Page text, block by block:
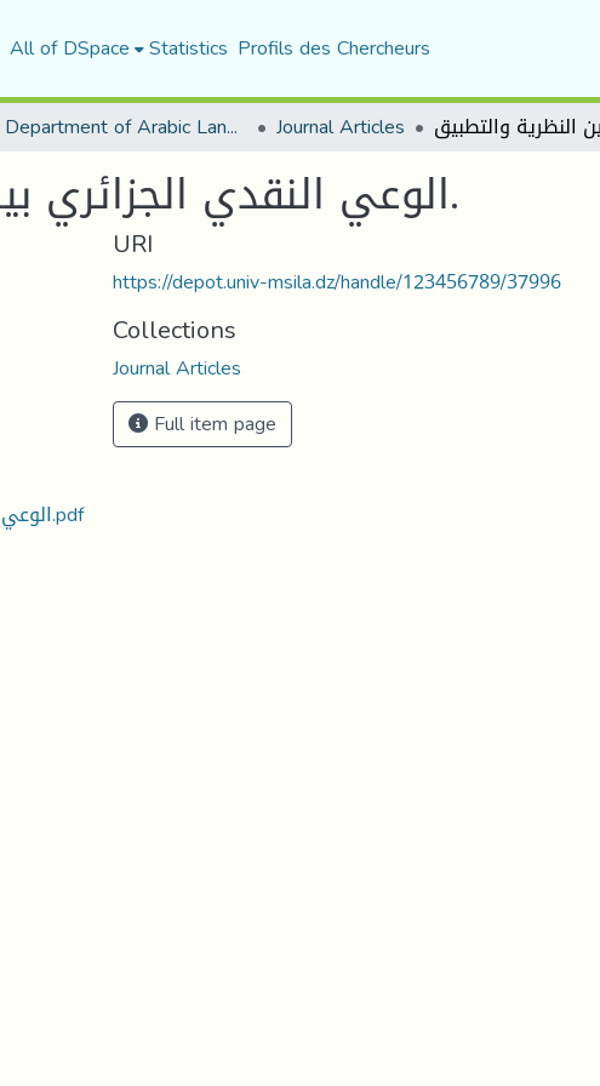
All of DSpace Statistics Profils des Chercheurs
Department of Arabic Language and Literature Journal Articles
الوعي النقدي الجزائري بين النظرية والتطبيق.
الوعي-النقدي-الجزائري-بين-النظرية-والتطبيق-2.pdf
URI
https://depot.univ-msila.dz/handle/123456789/37996
Collections
Journal Articles
Full item page